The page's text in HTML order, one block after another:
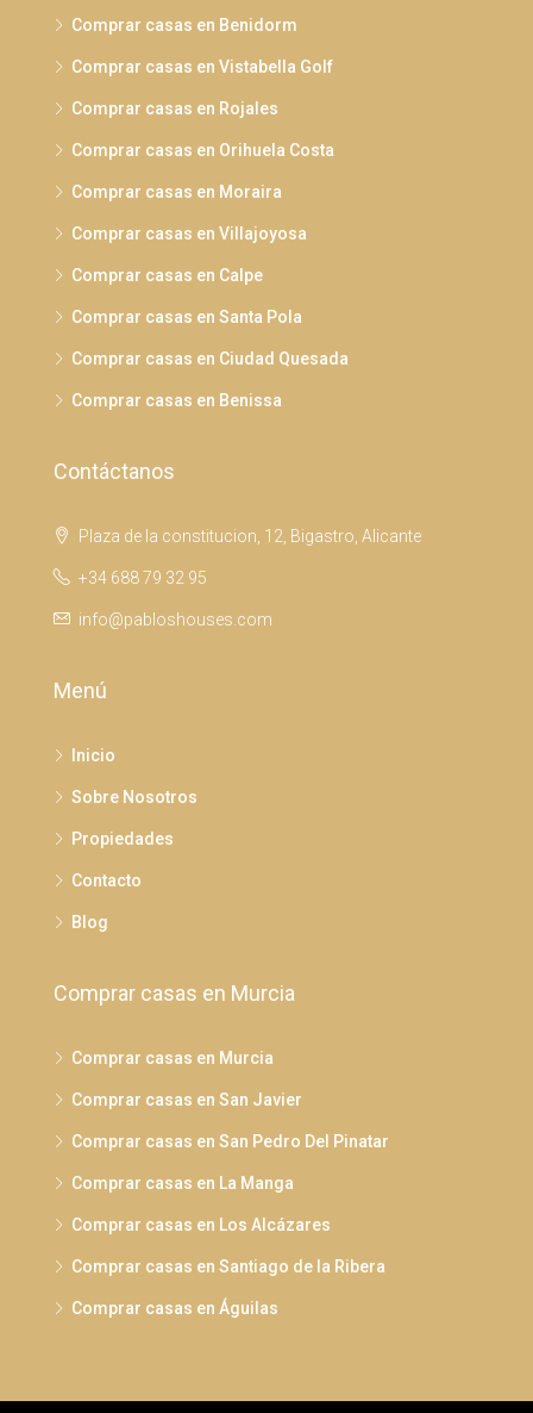
Comprar casas en Benidorm
Comprar casas en Vistabella Golf
Comprar casas en Rojales
Comprar casas en Orihuela Costa
Comprar casas en Moraira
Comprar casas en Villajoyosa
Comprar casas en Calpe
Comprar casas en Santa Pola
Comprar casas en Ciudad Quesada
Comprar casas en Benissa
Contáctanos
Plaza de la constitucion, 12, Bigastro, Alicante
+34 688 79 32 95
info@pabloshouses.com
Menú
Inicio
Sobre Nosotros
Propiedades
Contacto
Blog
Comprar casas en Murcia
Comprar casas en Murcia
Comprar casas en San Javier
Comprar casas en San Pedro Del Pinatar
Comprar casas en La Manga
Comprar casas en Los Alcázares
Comprar casas en Santiago de la Ribera
Comprar casas en Águilas